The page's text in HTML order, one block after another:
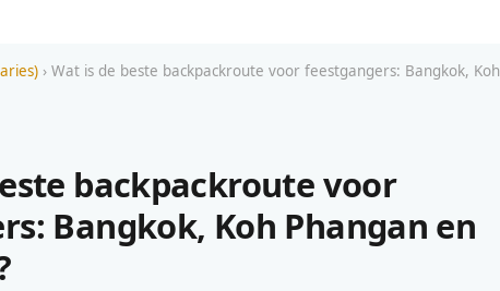
› Wat is de beste backpackroute voor feestgangers: Bangkok, Koh
backpackroute voor
Bangkok, Koh Phangan en